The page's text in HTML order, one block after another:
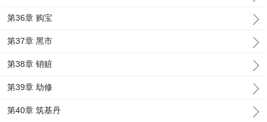
第36章 购宝
第37章 黑市
第38章 销赃
第39章 劫修
第40章 筑基丹